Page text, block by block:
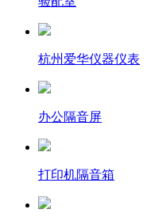
杭州爱华仪器仪表
办公隔音屏
打印机隔音箱